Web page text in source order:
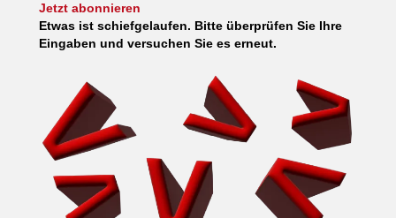
Jetzt abonnieren
Etwas ist schiefgelaufen. Bitte überprüfen Sie Ihre
Eingaben und versuchen Sie es erneut.